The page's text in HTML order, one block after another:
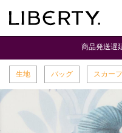
商品発送遅
生地 バッグ スカーフ